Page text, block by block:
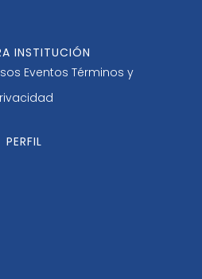
INSTITUCIÓN
Eventos Términos y
PERFIL